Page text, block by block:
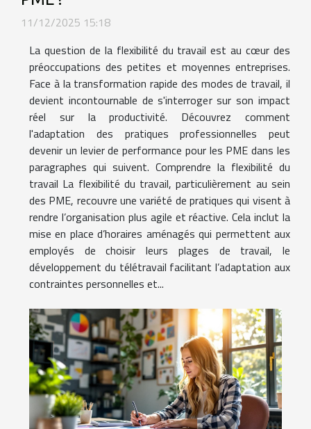
11/12/2025 15:18
La question de la flexibilité du travail est au cœur des
préoccupations des petites et moyennes entreprises.
Face à la transformation rapide des modes de travail, il
devient incontournable de s'interroger sur son impact
réel sur la productivité. Découvrez comment
l'adaptation des pratiques professionnelles peut
devenir un levier de performance pour les PME dans les
paragraphes qui suivent. Comprendre la flexibilité du
travail La flexibilité du travail, particulièrement au sein
des PME, recouvre une variété de pratiques qui visent à
rendre l’organisation plus agile et réactive. Cela inclut la
mise en place d’horaires aménagés qui permettent aux
employés de choisir leurs plages de travail, le
développement du télétravail facilitant l’adaptation aux
contraintes personnelles et...